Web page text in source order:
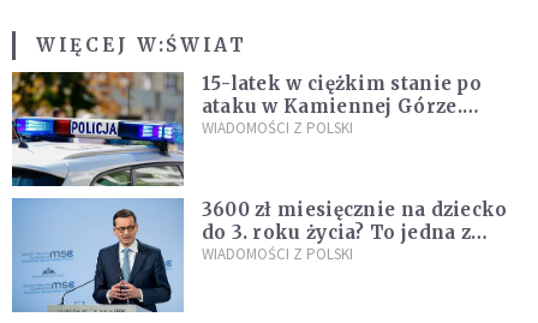
WIĘCEJ W:ŚWIAT
15-latek w ciężkim stanie po
ataku w Kamiennej Górze.
Policja zatrzymała dwóch
WIADOMOŚCI Z POLSKI
3600 zł miesięcznie na dziecko
do 3. roku życia? To jedna z
propozycji programu "Rozwój
WIADOMOŚCI Z POLSKI